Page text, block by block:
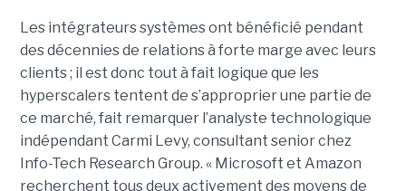
Les intégrateurs systèmes ont bénéficié pendant
des décennies de relations à forte marge avec leurs
clients ; il est donc tout à fait logique que les
hyperscalers tentent de s’approprier une partie de
ce marché, fait remarquer l’analyste technologique
indépendant Carmi Levy, consultant senior chez
Info-Tech Research Group. « Microsoft et Amazon
recherchent tous deux activement des moyens de